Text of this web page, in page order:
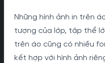
Những hình ảnh in trên
tượng của lớp, tập thể
trên áo cũng có nhiều
kết hợp với hình ảnh